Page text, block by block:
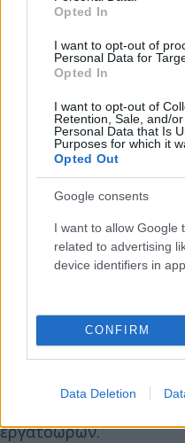
Opted In
I want to opt-out of
Personal Data for
Opted In
I want to opt-out of
Retention, Sale, and/
Personal Data that Is
Purposes for which it
Opted Out
Google consents
I want to allow Google
related to advertising
device identifiers in
CONFIRM
Data Deletion
ισχύος των
πέντε (5) σε δέκα (10)
τα διαβατήρια των
Με αυτή τη διάταξη η
με τα διεθνή πρότυπα
διαβατηρίων.
μεταξύ άλλων, και
απαιτούμενα πάγια
πολίτες, εντάσσεται
εξοικονόμηση
διεκπεραιωτικές
διατεθεί σε υπηρεσίες
αναβάθμιση των
περιστολή, εν γένει,
εργατοωρών.